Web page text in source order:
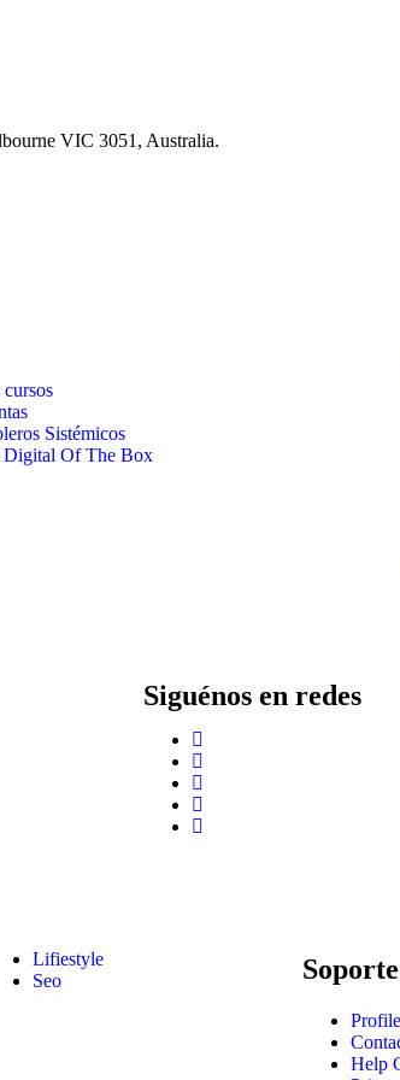
VIC 3051, Australia.
Sistémicos
Of The Box
Siguénos en redes
Lifiestyle
Seo
Soporte
Profile
Help